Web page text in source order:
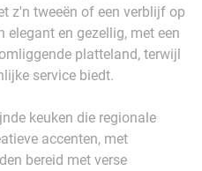
z'n tweeën of een verblijf op
elegant en gezellig, met een
platteland, terwijl
service biedt.
keuken die regionale
accenten, met
bereid met verse